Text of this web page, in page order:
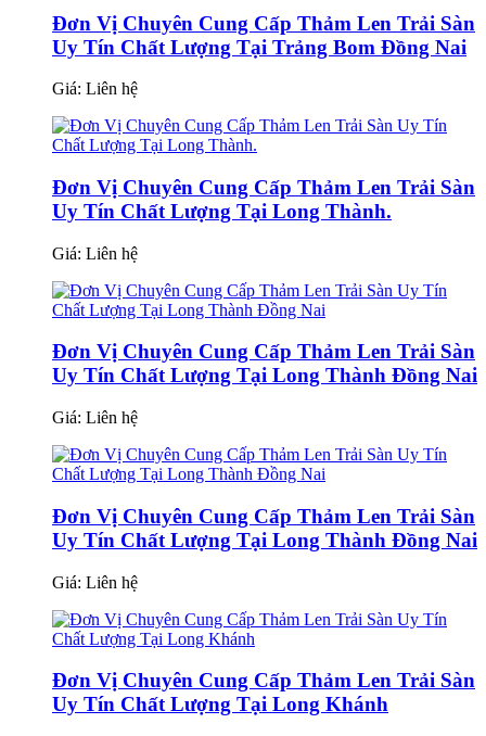
Đơn Vị Chuyên Cung Cấp Thảm Len Trải Sàn
Uy Tín Chất Lượng Tại Trảng Bom Đồng Nai
Giá: Liên hệ
Đơn Vị Chuyên Cung Cấp Thảm Len Trải Sàn
Uy Tín Chất Lượng Tại Long Thành.
Giá: Liên hệ
Đơn Vị Chuyên Cung Cấp Thảm Len Trải Sàn
Uy Tín Chất Lượng Tại Long Thành Đồng Nai
Giá: Liên hệ
Đơn Vị Chuyên Cung Cấp Thảm Len Trải Sàn
Uy Tín Chất Lượng Tại Long Thành Đồng Nai
Giá: Liên hệ
Đơn Vị Chuyên Cung Cấp Thảm Len Trải Sàn
Uy Tín Chất Lượng Tại Long Khánh